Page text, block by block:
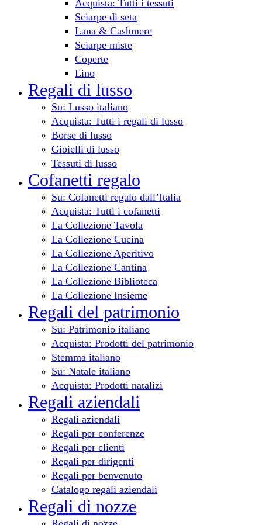
Acquista: Tutti i tessuti
Sciarpe di seta
Lana & Cashmere
Sciarpe miste
Coperte
Lino
Regali di lusso
Su: Lusso italiano
Acquista: Tutti i regali di lusso
Borse di lusso
Gioielli di lusso
Tessuti di lusso
Cofanetti regalo
Su: Cofanetti regalo dall’Italia
Acquista: Tutti i cofanetti
La Collezione Tavola
La Collezione Cucina
La Collezione Aperitivo
La Collezione Cantina
La Collezione Biblioteca
La Collezione Insieme
Regali del patrimonio
Su: Patrimonio italiano
Acquista: Prodotti del patrimonio
Stemma italiano
Su: Natale italiano
Acquista: Prodotti natalizi
Regali aziendali
Regali aziendali
Regali per conferenze
Regali per clienti
Regali per dirigenti
Regali per benvenuto
Catalogo regali aziendali
Regali di nozze